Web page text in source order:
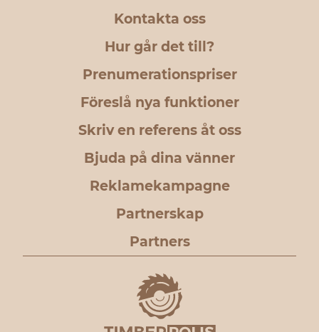
Kontakta oss
Hur går det till?
Prenumerationspriser
Föreslå nya funktioner
Skriv en referens åt oss
Bjuda på dina vänner
Reklamekampagne
Partnerskap
Partners